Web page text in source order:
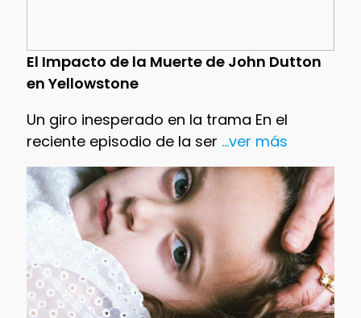
El Impacto de la Muerte de John Dutton
en Yellowstone
Un giro inesperado en la trama En el
reciente episodio de la ser ...ver más